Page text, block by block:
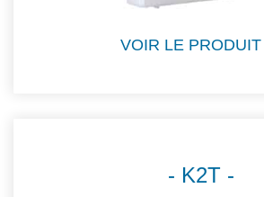
VOIR LE PRODUIT
K2T